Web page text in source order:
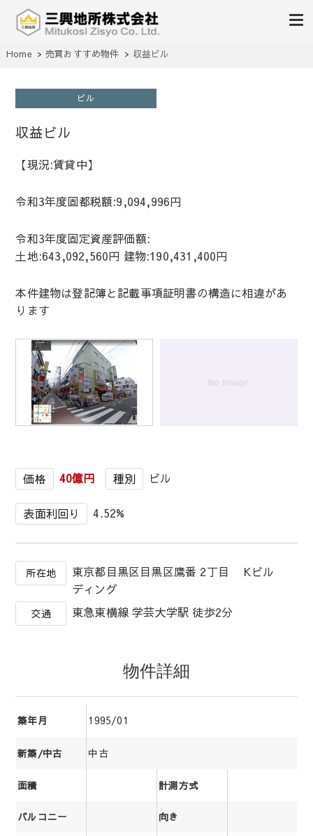
三興地所株式会社
不動産の売買、賃貸、仲介、管理
Home 売買おすすめ物件 収益ビル
ビル
収益ビル
【現況:賃貸中】
令和3年度固都税額:9,094,996円
令和3年度固定資産評価額:
土地:643,092,560円 建物:190,431,400円
本件建物は登記簿と記載事項証明書の構造に相違があ
ります
1/
価格 40億円 種別 ビル
表面利回り 4.52%
所在地
東京都目黒区目黒区鷹番 2丁目 Kビル
ディング
交通 東急東横線 学芸大学駅 徒歩2分
物件詳細
築年月 1995/01
新築/中古 中古
面積 計測方式
バルコニー 向き